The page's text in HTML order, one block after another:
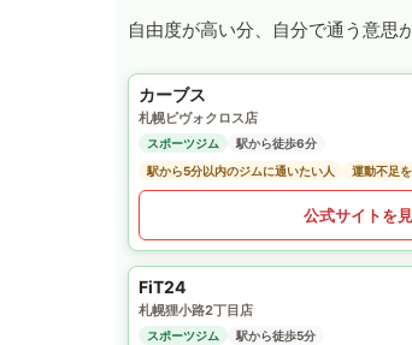
自由度が高い分、自分で通う意思
カーブス
札幌ピヴォクロス店
スポーツジム
駅から徒歩6分
駅から5分以内のジムに通いたい人
運動不足
公式サイトを
FiT24
札幌狸小路2丁目店
スポーツジム
駅から徒歩5分